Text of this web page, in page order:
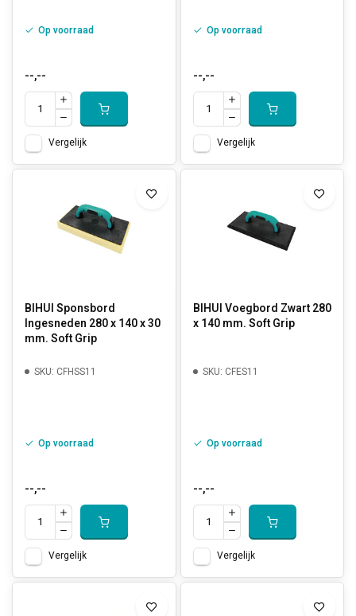
Op voorraad
--,--
Vergelijk
Op voorraad
--,--
Vergelijk
BIHUI Sponsbord
Ingesneden 280 x 140 x 30
mm. Soft Grip
SKU: CFHSS11
Op voorraad
--,--
Vergelijk
BIHUI Voegbord Zwart 280
x 140 mm. Soft Grip
SKU: CFES11
Op voorraad
--,--
Vergelijk